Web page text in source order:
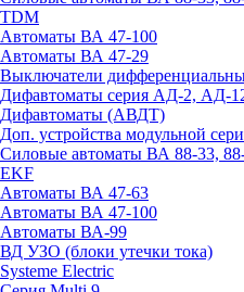
TDM
Автоматы ВА 47-100
Автоматы ВА 47-29
Выключатели
Дифавтоматы серия АД-2, АД-
Дифавтоматы (АВДТ)
Доп. устройства модульной
Силовые автоматы ВА 88-33,
EKF
Автоматы ВА 47-63
Автоматы ВА 47-100
Автоматы ВА-99
ВД УЗО (блоки утечки тока)
Systeme Electric